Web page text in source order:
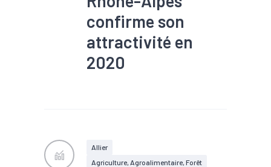
confirme son
attractivité en
2020
Allier
Agriculture, Agroalimentaire, Forêt